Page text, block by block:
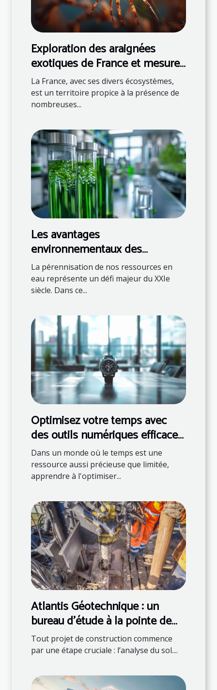
Exploration des araignées
exotiques de France et mesures
de sécurité pour les aventuriers
La France, avec ses divers écosystèmes,
est un territoire propice à la présence de
nombreuses...
Les avantages
environnementaux des
systèmes de traitement de
l'eau modernes
La pérennisation de nos ressources en
eau représente un défi majeur du XXIe
siècle. Dans ce...
Optimisez votre temps avec
des outils numériques efficaces
pour les dirigeants
Dans un monde où le temps est une
ressource aussi précieuse que limitée,
apprendre à l'optimiser...
Atlantis Géotechnique : un
bureau d’étude à la pointe de
l’innovation
Tout projet de construction commence
par une étape cruciale : l’analyse du sol....